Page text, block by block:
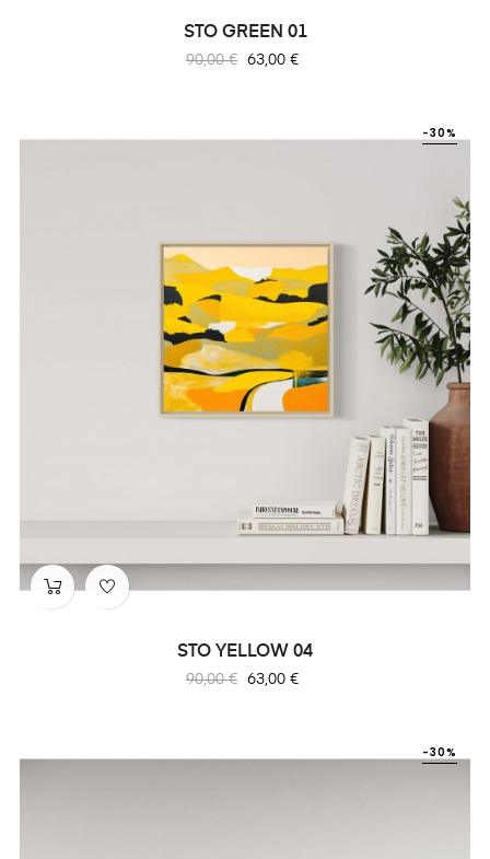
STO GREEN 01
Prix
90,00 € Prix
63,00 €
STO YELLOW 04
Prix
90,00 €
-30%
Prix
63,00 €
-30%